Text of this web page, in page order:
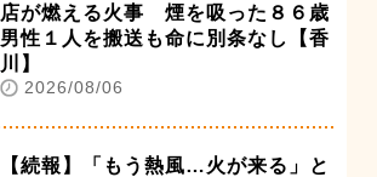
店が燃える火事 煙を吸った８６歳
男性１人を搬送も命に別条なし【香
川】
2026/08/06
【続報】「もう熱風…火が来る」と